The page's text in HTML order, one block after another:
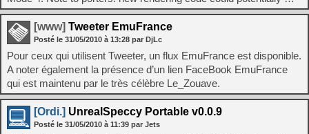
[www] Tweeter EmuFrance
Posté le 31/05/2010 à 13:28 par DjLc
Pour ceux qui utilisent Tweeter, un flux EmuFrance est disponible.
A noter également la présence d’un lien FaceBook EmuFrance
qui est maintenu par le très célèbre Le_Zouave.
[Ordi.] UnrealSpeccy Portable v0.0.9
Posté le 31/05/2010 à 11:39 par Jets